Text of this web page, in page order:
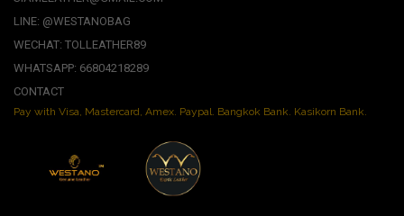
LINE: @WESTANOBAG
WECHAT: TOLLEATHER89
WHATSAPP: 66804218289
CONTACT
Pay with Visa, Mastercard, Amex. Paypal. Bangkok Bank. Kasikorn Bank.